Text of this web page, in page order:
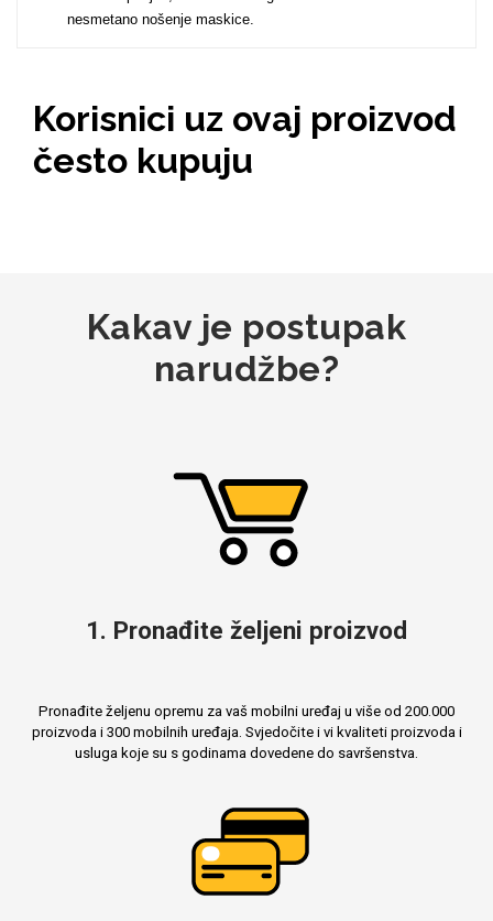
nesmetano nošenje maskice.
Korisnici uz ovaj proizvod
često kupuju
Kakav je postupak
narudžbe?
1. Pronađite željeni proizvod
Pronađite željenu opremu za vaš mobilni uređaj u više od 200.000
proizvoda i 300 mobilnih uređaja. Svjedočite i vi kvaliteti proizvoda i
usluga koje su s godinama dovedene do savršenstva.